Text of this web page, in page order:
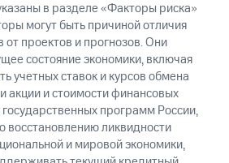
в разделе «Факторы риска»
могут быть причиной отличия
от проектов и прогнозов. Они
состояние экономики, включая
учетных ставок и курсов обмена
акции и стоимости финансовых
программ России,
восстановлению ликвидности
и мировой экономики,